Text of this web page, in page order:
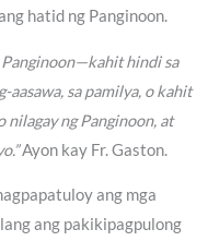
hatid ng Panginoon.
Panginoon—kahit hindi sa
aasawa, sa pamilya, o kahit
nilagay ng Panginoon, at
Ayon kay Fr. Gaston.
ang mga
ang pakikipagpulong